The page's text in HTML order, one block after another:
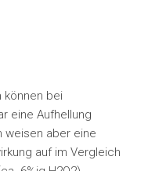
können bei
eine Aufhellung
weisen aber eine
auf im Vergleich